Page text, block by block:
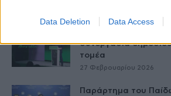
Data Deletion Data Access
συνεργασία δημοσίου
τομέα
27 Φεβρουαρίου 2026
Παράρτημα του